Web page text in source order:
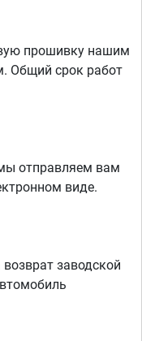
прошивку нашим
Общий срок работ
отправляем вам
виде.
заводской